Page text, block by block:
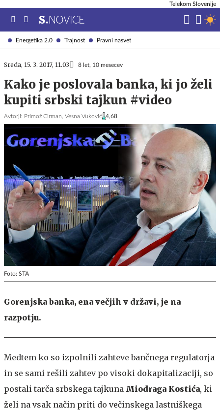
Energetika 2.0 Trajnost Pravni nasvet
Telekom Slovenije
Sreda, 15. 3. 2017, 11.03 8 let, 10 mesecev
Kako je poslovala banka, ki jo želi
kupiti srbski tajkun #video
Avtorji: Primož Cirman, Vesna Vuković 4,68
Foto: STA
Gorenjska banka, ena večjih v državi, je na
razpotju.
Medtem ko so izpolnili zahteve bančnega regulatorja
in se sami rešili zahtev po visoki dokapitalizaciji, so
postali tarča srbskega tajkuna Miodraga Kostića, ki
želi na vsak način priti do večinskega lastniškega